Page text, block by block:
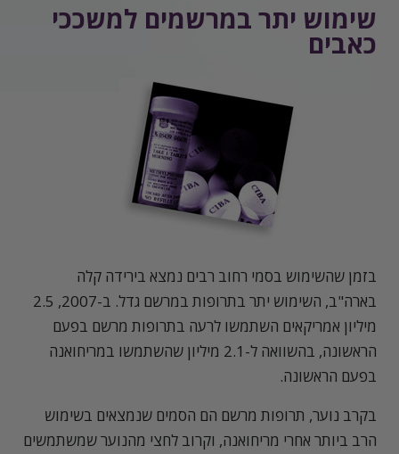
שימוש יתר במרשמים למשככי
כאבים
בזמן שהשימוש בסמי רחוב רבים נמצא בירידה קלה
בארה"ב, השימוש יתר בתרופות במרשם גדל. ב-2007, 2.5
מיליון אמריקאים השתמשו לרעה בתרופות מרשם בפעם
הראשונה, בהשוואה ל-2.1 מיליון שהשתמשו במריחואנה
בפעם הראשונה.
בקרב נוער, תרופות מרשם הם הסמים שנמצאים בשימוש
הרב ביותר אחרי מריחואנה, וקרוב לחצי מהנוער שמשתמשים